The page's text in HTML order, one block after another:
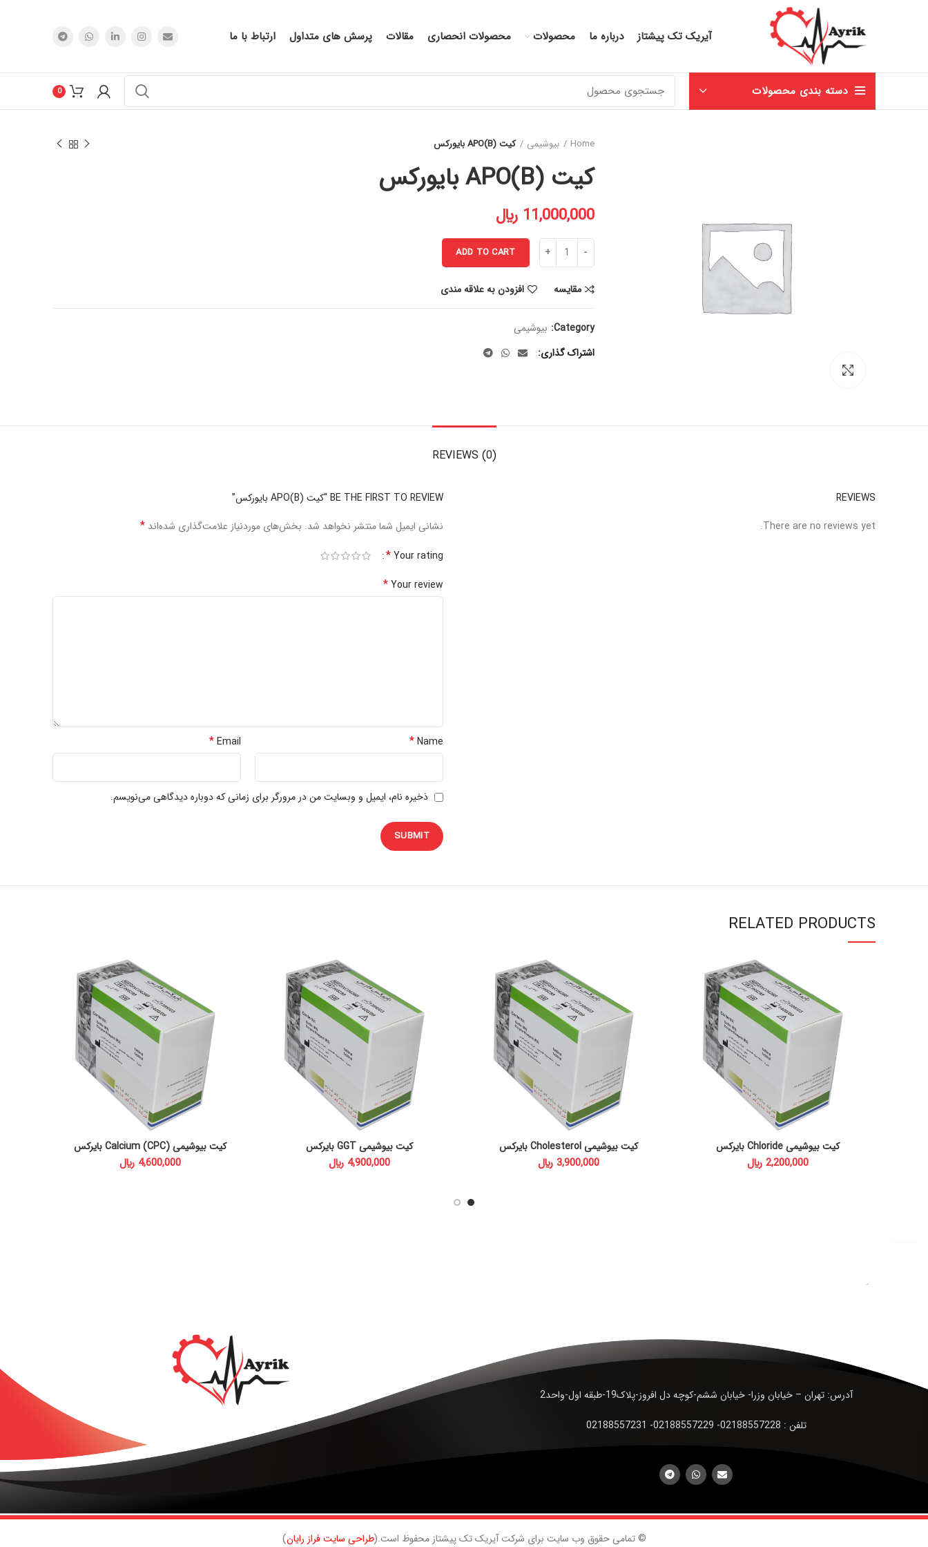
آیریک تک پیشتاز درباره ما محصولات محصولات انحصاری مقالات پرسش های متداول ارتباط با ما
دسته بندی محصولات 0
Home بیوشیمی کیت APO(B) بایورکس
کیت APO(B) بایورکس
﷼
ADD TO CART
مقایسه افزودن به علاقه مندی
Category: بیوشیمی
اشتراک گذاری
REVIEWS (0)
REVIEWS
There are no reviews yet.
BE THE FIRST TO REVIEW “کیت APO(B) بایورکس”
نشانی ایمیل شما منتشر نخواهد شد. بخش‌های موردنیاز علامت‌گذاری شده‌اند *
Your rating
*
Your review
*
Name
*
Email
*
ذخیره نام، ایمیل و وبسایت من در مرورگر برای زمانی که دوباره دیدگاهی می‌نویسم.
RELATED PRODUCTS
ADD TO CARTکیت بیوشیمی Chloride بایرکس
﷼
ADD TO CARTکیت بیوشیمی Cholesterol بایرکس
﷼
ADD TO CART
کیت بیوشیمی GGT بایرکس
﷼
ADD TO CARTکیت بیوشیمی Calcium (CPC) بایرکس
﷼
آدرس: تهران – خیابان وزرا- خیابان ششم-کوچه دل افروز-پلاک19-طبقه اول-واحد2
تلفن : 02188557228- 02188557229- 02188557231
© تمامی حقوق وب سایت برای شرکت آیریک تک پیشتاز محفوظ است.(طراحی سایت فراز رایان)